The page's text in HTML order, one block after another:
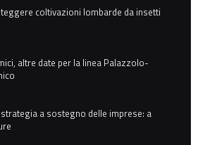
coltivazioni lombarde da insetti
altre date per la linea Palazzolo-
a sostegno delle imprese: a